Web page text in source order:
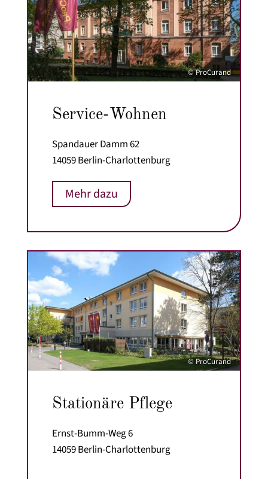
© ProCurand
Service-Wohnen
Spandauer Damm 62
14059 Berlin-Charlottenburg
Mehr dazu
© ProCurand
Stationäre Pflege
Ernst-Bumm-Weg 6
14059 Berlin-Charlottenburg